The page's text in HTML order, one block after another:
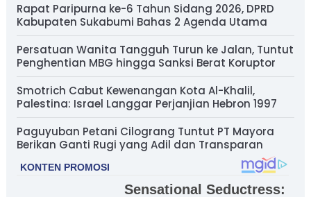
Rapat Paripurna ke-6 Tahun Sidang 2026, DPRD
Kabupaten Sukabumi Bahas 2 Agenda Utama
Persatuan Wanita Tangguh Turun ke Jalan, Tuntut
Penghentian MBG hingga Sanksi Berat Koruptor
Smotrich Cabut Kewenangan Kota Al-Khalil,
Palestina: Israel Langgar Perjanjian Hebron 1997
Paguyuban Petani Cilograng Tuntut PT Mayora
Berikan Ganti Rugi yang Adil dan Transparan